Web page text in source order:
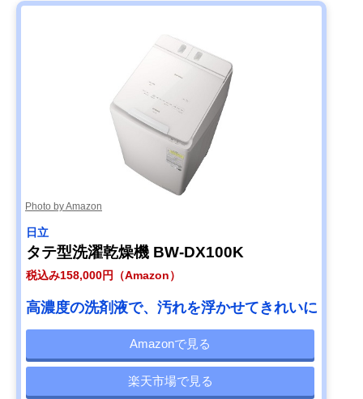
Photo by Amazon
日立
タテ型洗濯乾燥機 BW-DX100K
税込み158,000円（Amazon）
高濃度の洗剤液で、汚れを浮かせてきれいに
Amazonで見る
楽天市場で見る